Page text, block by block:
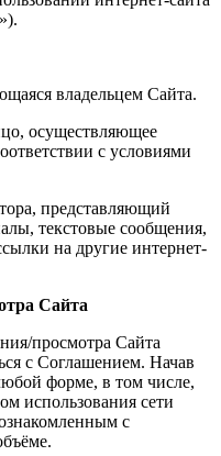
владельцем Сайта.
осуществляющее
с условиями
представляющий
текстовые сообщения,
на другие интернет-
Сайта
просмотра Сайта
с Соглашением. Начав
форме, в том числе,
использования сети
с